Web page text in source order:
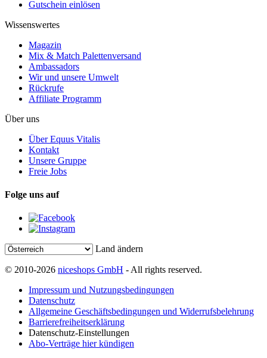
Gutschein einlösen
Wissenswertes
Magazin
Mix & Match Palettenversand
Ambassadors
Wir und unsere Umwelt
Rückrufe
Affiliate Programm
Über uns
Über Equus Vitalis
Kontakt
Unsere Gruppe
Freie Jobs
Folge uns auf
Land ändern
© 2010-2026 niceshops GmbH - All rights reserved.
Impressum und Nutzungsbedingungen
Datenschutz
Allgemeine Geschäftsbedingungen und Widerrufsbelehrung
Barrierefreiheitserklärung
Datenschutz-Einstellungen
Abo-Verträge hier kündigen